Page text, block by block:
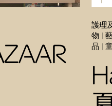
護理
物 |
品 |